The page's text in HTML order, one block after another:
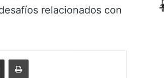
relacionados con